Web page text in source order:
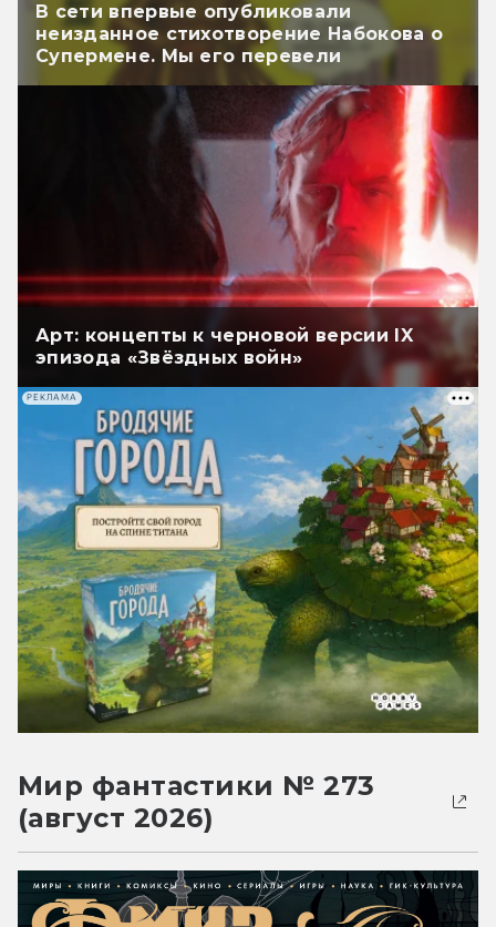
В сети впервые опубликовали
неизданное стихотворение Набокова о
Супермене. Мы его перевели
Арт: концепты к черновой версии IX
эпизода «Звёздных войн»
РЕКЛАМА
Мир фантастики № 273
(август 2026)